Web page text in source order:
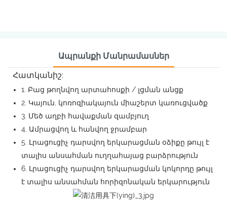
Ապրանքի Մանրամասներ
Հատկանիշ:
1. Բաց թողնվող արտահոսքի / լցման անցք
2. Կայուն, կոռոզիակայուն միաշերտ կառուցվածք
3. Մեծ աղբի հավաքման զամբյուղ
4. Ամրացվող և հանվող ջրամբար
5. Լրացուցիչ դարսվող երկարացման օձիքը թույլ է
տալիս անսահման ուղղահայաց բարձրություն
6. Լրացուցիչ դարսվող երկարացման կոկորդը թույլ
է տալիս անսահման հորիզոնական երկարություն